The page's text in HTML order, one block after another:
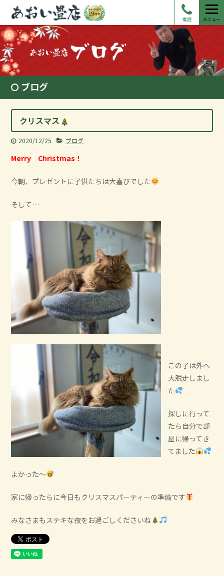
電話 メニュー
ブログ
クリスマス
2020/12/25 ブログ
Merry Christmas！
今朝、プレゼントに子供たちは大喜びでした
そして…
この子は外へ
大脱走しまし
た
探しに行って
たら自分で部
屋に帰ってき
てました
よかった～
家に帰ったらに今日もクリスマスパーティーの準備です
みなさまもステキな夜をお過ごしくださいね